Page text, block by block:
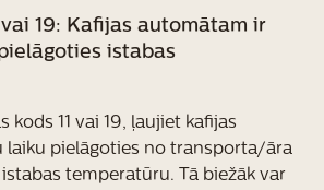
vai 19: Kafijas automātam ir
istabas
kods 11 vai 19, ļaujiet kafijas
laiku pielāgoties no transporta/āra
temperatūru. Tā biežāk var